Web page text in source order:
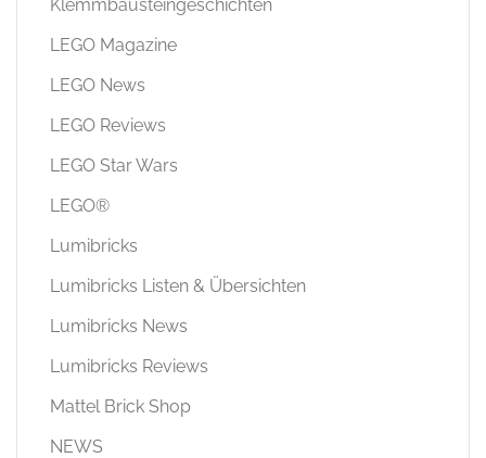
Klemmbausteingeschichten
LEGO Magazine
LEGO News
LEGO Reviews
LEGO Star Wars
LEGO®
Lumibricks
Lumibricks Listen & Übersichten
Lumibricks News
Lumibricks Reviews
Mattel Brick Shop
NEWS